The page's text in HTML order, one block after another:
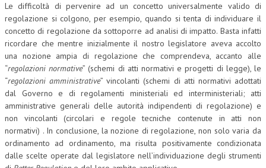
TESI DI LAUREA
MATERIALE DIDATTICO
INVITI E PROMOZIONI
Le difficoltà di pervenire ad un concetto universalmente valido di
regolazione si colgono, per esempio, quando si tenta di individuare il
concetto di regolazione da sottoporre ad analisi di impatto. Basta infatti
ricordare che mentre inizialmente il nostro legislatore aveva accolto
una nozione ampia di regolazione che comprendeva, accanto alle
“regolazioni normative” (schemi di atti normativi e progetti di legge), le
“regolazioni amministrative” vincolanti (schemi di atti normativi adottati
dal Governo e di regolamenti ministeriali ed interministeriali; atti
amministrative generali delle autorità indipendenti di regolazione) e
non vincolanti (circolari e regole tecniche contenute in atti non
normativi) . In conclusione, la nozione di regolazione, non solo varia da
ordinamento ad ordinamento, ma risulta positivamente condizionata
dalle scelte operate dal legislatore nell’individuazione degli strumenti